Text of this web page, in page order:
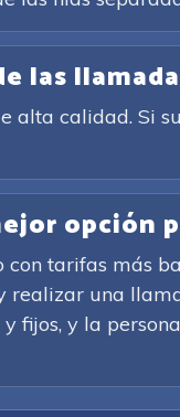
las
alta calidad. Si
opción
tarifas más
una
fijos, y la